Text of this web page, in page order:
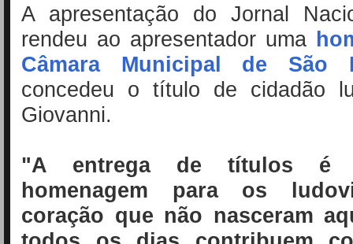
A apresentação do Jornal
rendeu ao apresentador uma
Câmara Municipal de São
concedeu o título de cidadão
Giovanni.
"A entrega de títulos é
homenagem para os
coração que não nasceram